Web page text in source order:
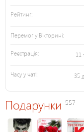
Рейтинг:
Перемог у Вікторині:
Реєстрація: 11
Часу у чаті: 35
Подарунки 557